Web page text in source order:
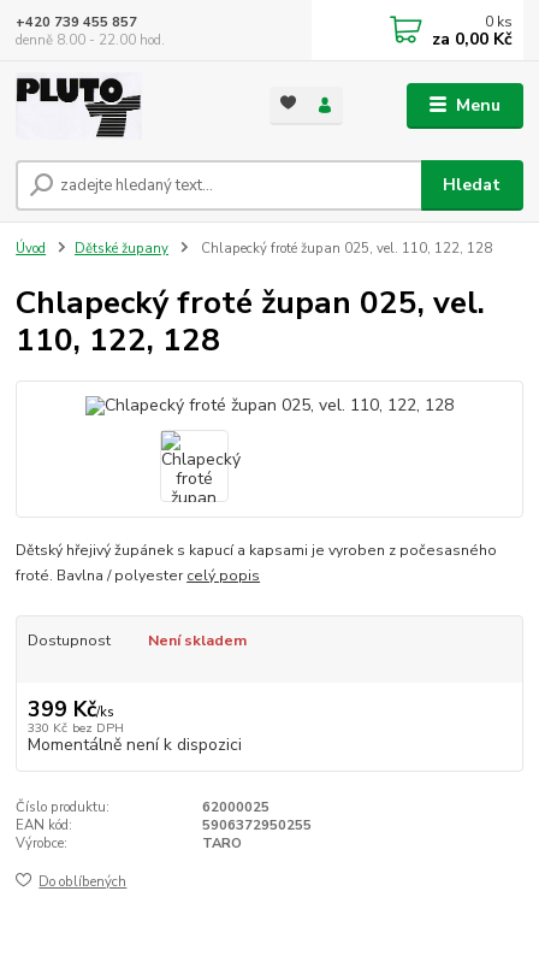
Menu
Hledat
+420 739 455 857
denně 8.00 - 22.00 hod.
0 ks
za 0,00 Kč
Úvod Dětské župany Chlapecký froté župan 025, vel. 110, 122, 128
Chlapecký froté župan 025, vel.
110, 122, 128
Dětský hřejivý župánek s kapucí a kapsami je vyroben z počesasného
froté. Bavlna / polyestercelý popis
Dostupnost Není skladem
399 Kč/ks
330 Kč bez DPH
Momentálně není k dispozici
Číslo produktu:
62000025
EAN kód:
5906372950255
Výrobce:
TARO
Do oblíbených